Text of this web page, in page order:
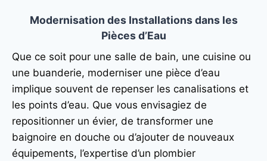
Modernisation des Installations dans les
Pièces d’Eau
Que ce soit pour une salle de bain, une cuisine ou
une buanderie, moderniser une pièce d’eau
implique souvent de repenser les canalisations et
les points d’eau. Que vous envisagiez de
repositionner un évier, de transformer une
baignoire en douche ou d’ajouter de nouveaux
équipements, l’expertise d’un plombier